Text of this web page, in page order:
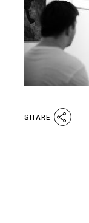
SHARE